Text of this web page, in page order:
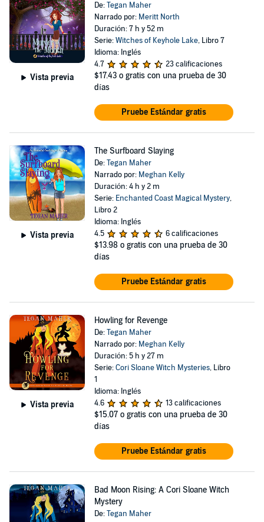
Vista previa
De:Tegan Maher
Narrado por: Meritt North
Duración: 7 h y 52 m
Serie:Witches of Keyhole Lake, Libro 7
Idioma: Inglés
4.7
23 calificaciones
$17.43 o gratis con una prueba de 30
días
Pruebe Estándar gratis
Vista previa
The Surfboard Slaying
De:Tegan Maher
Narrado por: Meghan Kelly
Duración: 4 h y 2 m
Serie: Enchanted Coast Magical Mystery,
Libro 2
Idioma: Inglés
4.5
6 calificaciones
$13.98 o gratis con una prueba de 30
días
Pruebe Estándar gratis
Vista previa
Howling for Revenge
De:Tegan Maher
Narrado por: Meghan Kelly
Duración: 5 h y 27 m
Serie:Cori Sloane Witch Mysteries, Libro
1
Idioma: Inglés
4.6
13 calificaciones
$15.07 o gratis con una prueba de 30
días
Pruebe Estándar gratis
Bad Moon Rising: A Cori Sloane Witch
Mystery
De:Tegan Maher